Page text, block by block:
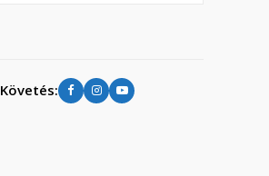
Követés: